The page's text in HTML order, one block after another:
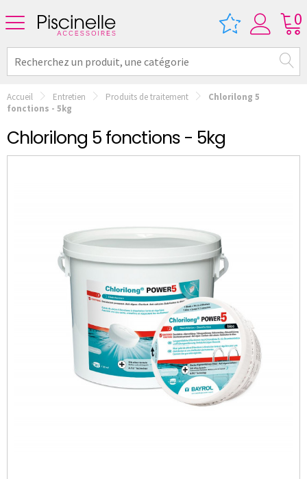
0
Accueil Entretien Produits de traitement
Chlorilong 5
fonctions - 5kg
Chlorilong 5 fonctions - 5kg